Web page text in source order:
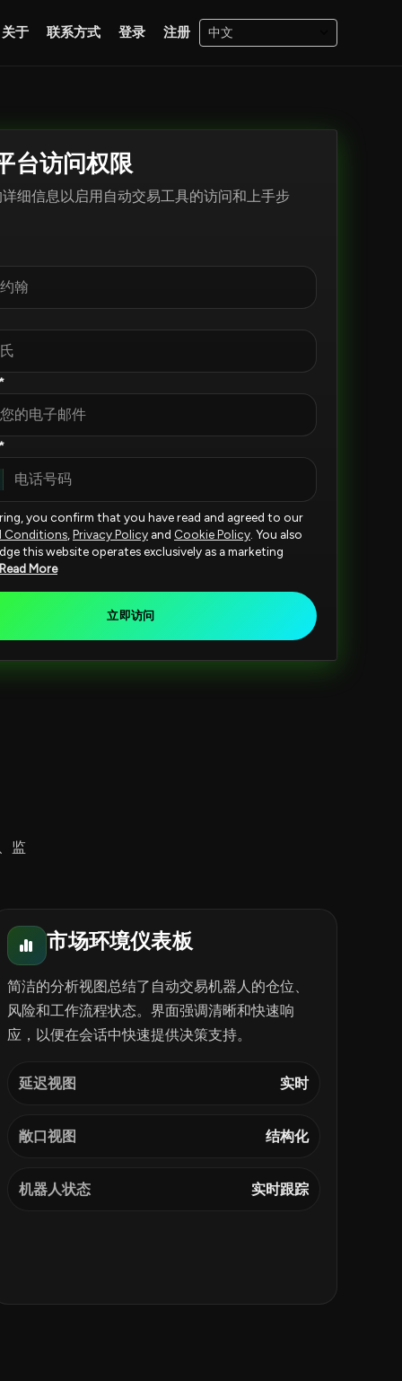
关于 联系方式 登录 注册
台访问权限
细信息以启用自动交易工具的访问和上手步
you confirm that you have read and agreed to our
Conditions Privacy Policy and Cookie Policy . You also
this website operates exclusively as a marketing
Read More
立即访问
监
市场环境仪表板
简洁的分析视图总结了自动交易机器人的仓位、
风险和工作流程状态。界面强调清晰和快速响
应，以便在会话中快速提供决策支持。
延迟视图 实时
敞口视图 结构化
机器人状态 实时跟踪